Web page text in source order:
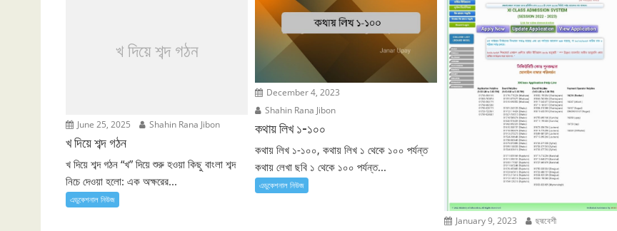
খ দিয়ে শব্দ গঠন
June 25, 2025 Shahin Rana Jibon
খ দিয়ে শব্দ গঠন
খ দিয়ে শব্দ গঠন “খ” দিয়ে শুরু হওয়া কিছু বাংলা শব্দ
নিচে দেওয়া হলো: এক অক্ষরের...
এডুকেশনাল নিউজ
December 4, 2023
Shahin Rana Jibon
কথায় লিখ ১-১০০
কথায় লিখ ১-১০০, কথায় লিখ ১ থেকে ১০০ পর্যন্ত
কথায় লেখা ছবি ১ থেকে ১০০ পর্যন্ত...
এডুকেশনাল নিউজ
January 9, 2023 ছদ্মবেশী